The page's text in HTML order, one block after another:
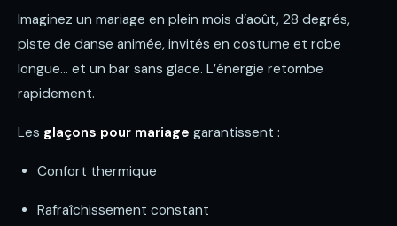
Imaginez un mariage en plein mois d’août, 28 degrés,
piste de danse animée, invités en costume et robe
longue… et un bar sans glace. L’énergie retombe
rapidement.
Les glaçons pour mariage garantissent :
Confort thermique
Rafraîchissement constant